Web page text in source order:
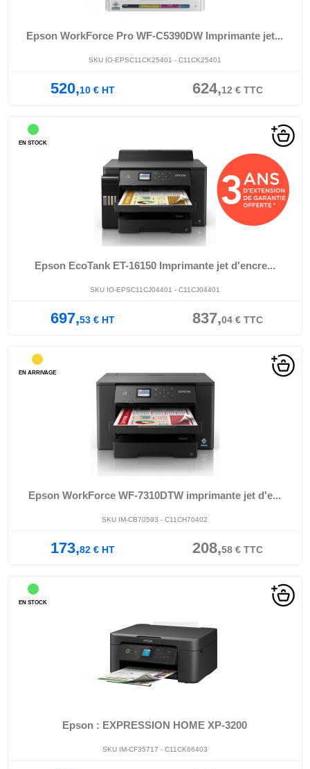
Epson WorkForce Pro WF-C5390DW Imprimante jet...
SKU IO-EPSC11CK25401 - C11CK25401
520,10€HT 624,12 €TTC
Epson EcoTank ET-16150 Imprimante jet d'encre...
SKU IO-EPSC11CJ04401 - C11CJ04401
697,53€HT 837,04€TTC
EN STOCK
Epson WorkForce WF-7310DTW imprimante jet d'e...
SKU IM-CB70593 - C11CH70402
173,82€HT 208,58€TTC
EN ARRIVAGE
Epson : EXPRESSION HOME XP-3200
SKU IM-CF35717 - C11CK66403
EN STOCK